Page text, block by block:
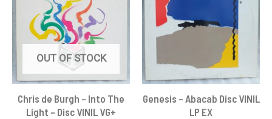
OUT OF STOCK
Chris de Burgh – Into The
Light – Disc VINIL VG+
Genesis – Abacab Disc VINIL
LP EX